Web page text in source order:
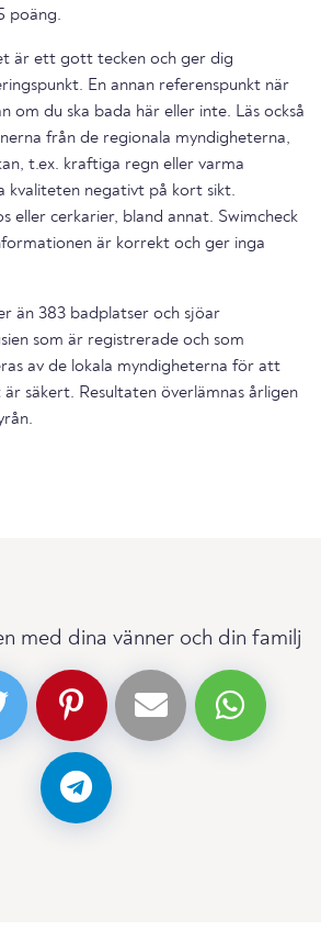
poäng.
är ett gott tecken och ger dig
En annan referenspunkt när
om du ska bada här eller inte. Läs också
från de regionala myndigheterna,
t.ex. kraftiga regn eller varma
kvaliteten negativt på kort sikt.
eller cerkarier, bland annat. Swimcheck
är korrekt och ger inga
än 383 badplatser och sjöar
som är registrerade och som
av de lokala myndigheterna för att
säkert. Resultaten överlämnas årligen
med dina vänner och din familj